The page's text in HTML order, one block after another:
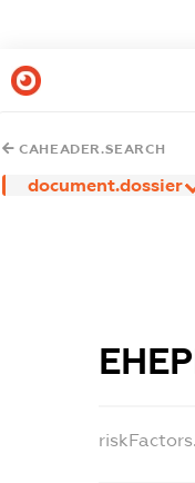
CAHEADER.SEARCH
document.dossier